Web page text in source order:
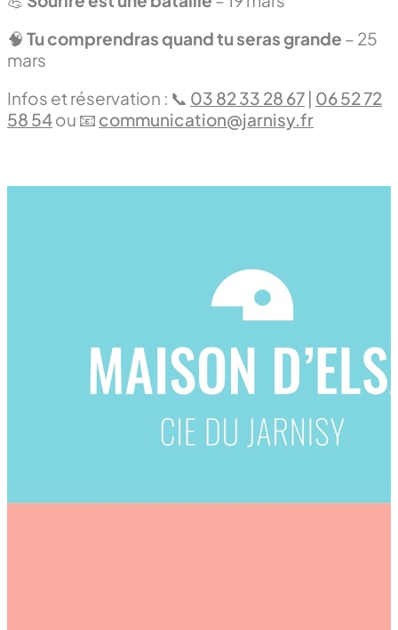
🧠 Tu comprendras quand tu seras grande – 25
mars
Infos et réservation : 📞 03 82 33 28 67 | 06 52 72
58 54ou 📧 communication@jarnisy.fr